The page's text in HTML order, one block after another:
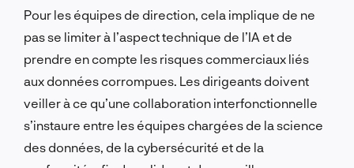
Pour les équipes de direction, cela implique de ne
pas se limiter à l’aspect technique de l’IA et de
prendre en compte les risques commerciaux liés
aux données corrompues. Les dirigeants doivent
veiller à ce qu’une collaboration interfonctionnelle
s’instaure entre les équipes chargées de la science
des données, de la cybersécurité et de la